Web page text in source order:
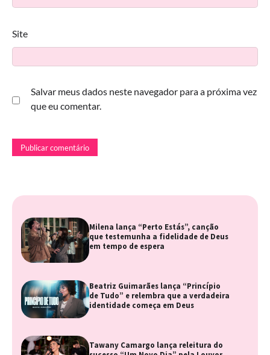
Site
Salvar meus dados neste navegador para a próxima vez
que eu comentar.
Milena lança “Perto Estás”, canção
que testemunha a fidelidade de Deus
em tempo de espera
Beatriz Guimarães lança “Princípio
de Tudo” e relembra que a verdadeira
identidade começa em Deus
Tawany Camargo lança releitura do